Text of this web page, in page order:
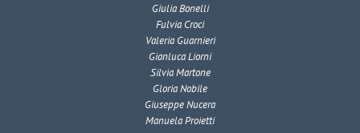
Giulia Bonelli
Fulvia Croci
Valeria Guarnieri
Gianluca Liorni
Silvia Martone
Gloria Nobile
Giuseppe Nucera
Manuela Proietti